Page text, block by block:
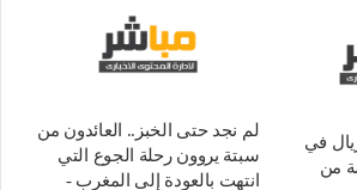
في
من
لم نجد حتى الخبز.. العائدون من
سبتة يروون رحلة الجوع التي
انتهت بالعودة إلى المغرب -